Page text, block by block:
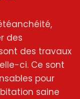
des
des travaux
ci. Ce sont
pour
saine